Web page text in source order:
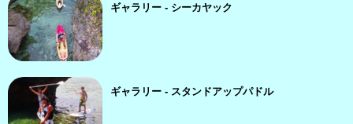
ギャラリー - シーカヤック
ギャラリー - スタンドアップパドル